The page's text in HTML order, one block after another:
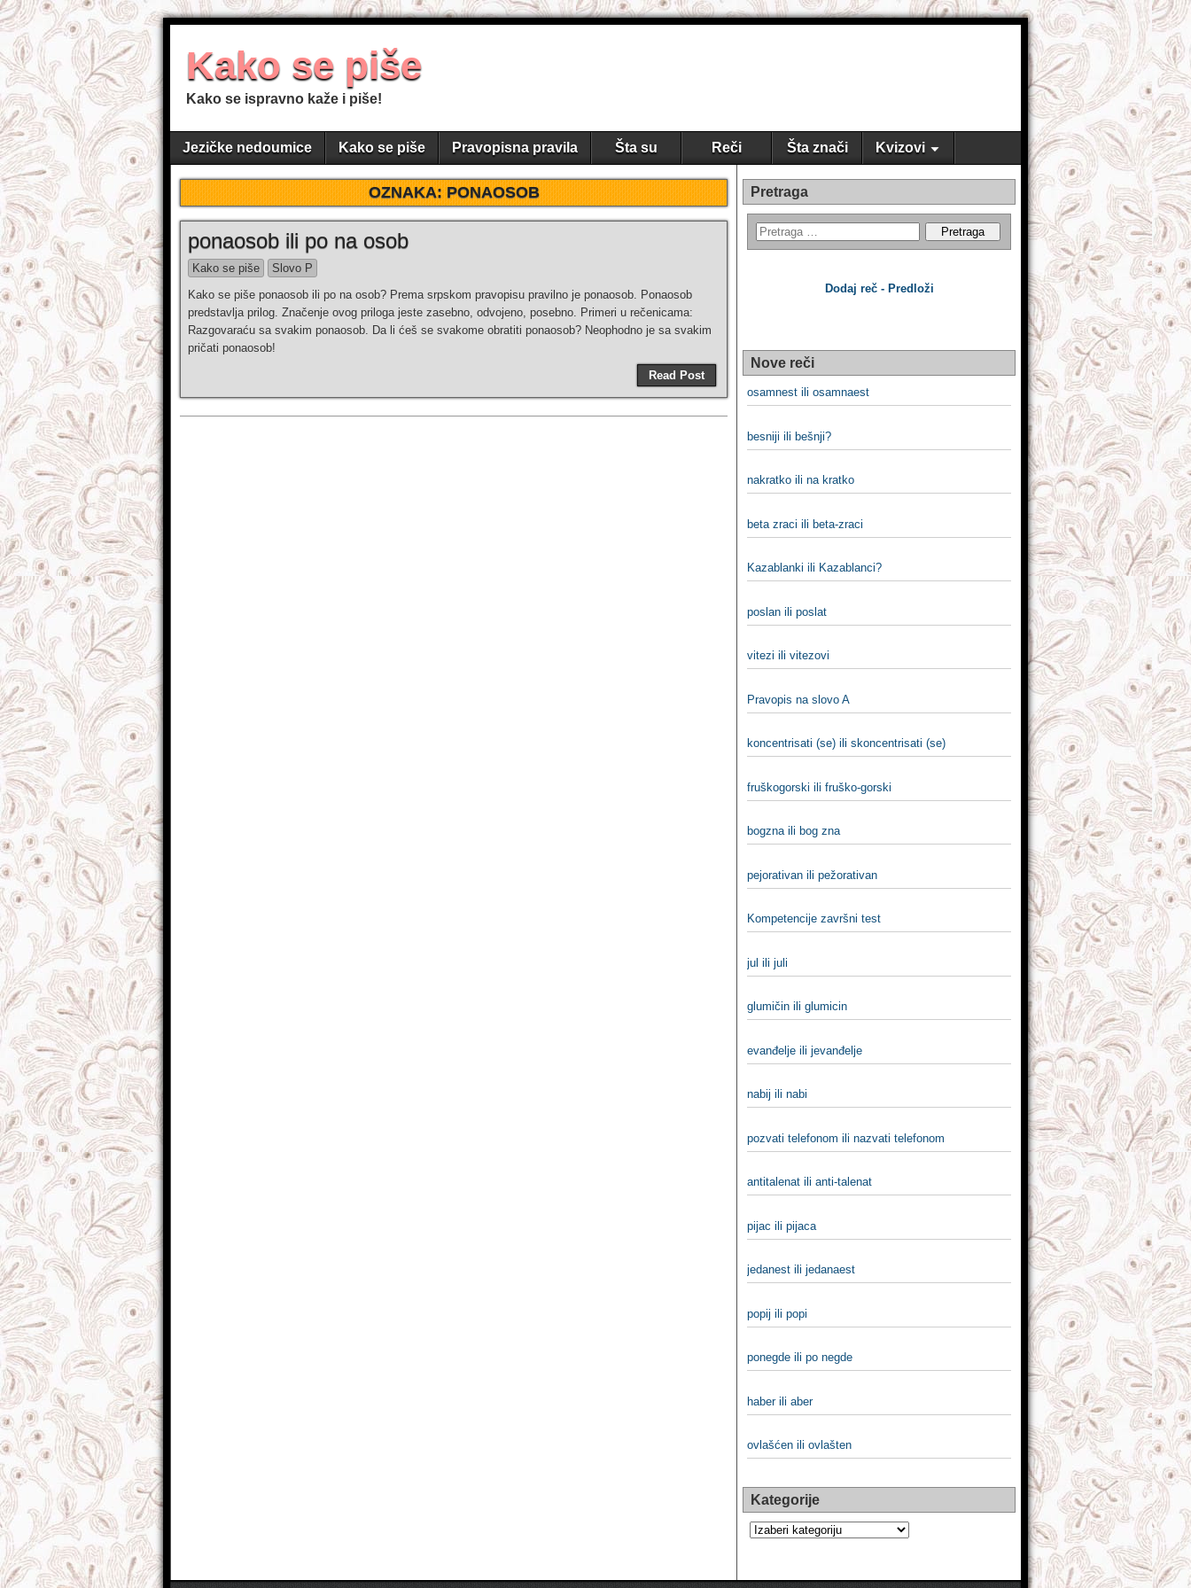
Kako se piše
Kako se ispravno kaže i piše!
Jezičke nedoumice Kako se piše Pravopisna pravila Šta su Reči Šta znači Kvizovi
OZNAKA:PONAOSOB
ponaosob ili po na osob
Kako se piše
Slovo P
Kako se piše ponaosob ili po na osob? Prema srpskom pravopisu pravilno je ponaosob. Ponaosob
predstavlja prilog. Značenje ovog priloga jeste zasebno, odvojeno, posebno. Primeri u rečenicama:
Razgovaraću sa svakim ponaosob. Da li ćeš se svakome obratiti ponaosob? Neophodno je sa svakim
pričati ponaosob!
Read Post
Pretraga
Dodaj reč - Predloži
Nove reči
osamnest ili osamnaest
besniji ili bešnji?
nakratko ili na kratko
beta zraci ili beta-zraci
Kazablanki ili Kazablanci?
poslan ili poslat
vitezi ili vitezovi
Pravopis na slovo A
koncentrisati (se) ili skoncentrisati (se)
fruškogorski ili fruško-gorski
bogzna ili bog zna
pejorativan ili pežorativan
Kompetencije završni test
jul ili juli
glumičin ili glumicin
evanđelje ili jevanđelje
nabij ili nabi
pozvati telefonom ili nazvati telefonom
antitalenat ili anti-talenat
pijac ili pijaca
jedanest ili jedanaest
popij ili popi
ponegde ili po negde
haber ili aber
ovlašćen ili ovlašten
Kategorije
Kategorije